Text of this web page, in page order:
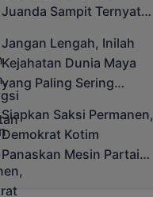
Juanda Sampit Ternyata
Jangan Lengah, Inilah
Kejahatan Dunia Maya
yang Paling Sering
Terjadi
Siapkan Saksi Permanen,
Demokrat Kotim
Panaskan Mesin Partai
Hadapi Pemilu 2029